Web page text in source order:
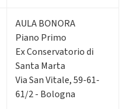
AULA BONORA
Piano Primo
Ex Conservatorio di
Santa Marta
Via San Vitale, 59-61-
61/2 - Bologna